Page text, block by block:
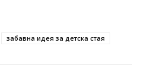
забавна идея за детска стая